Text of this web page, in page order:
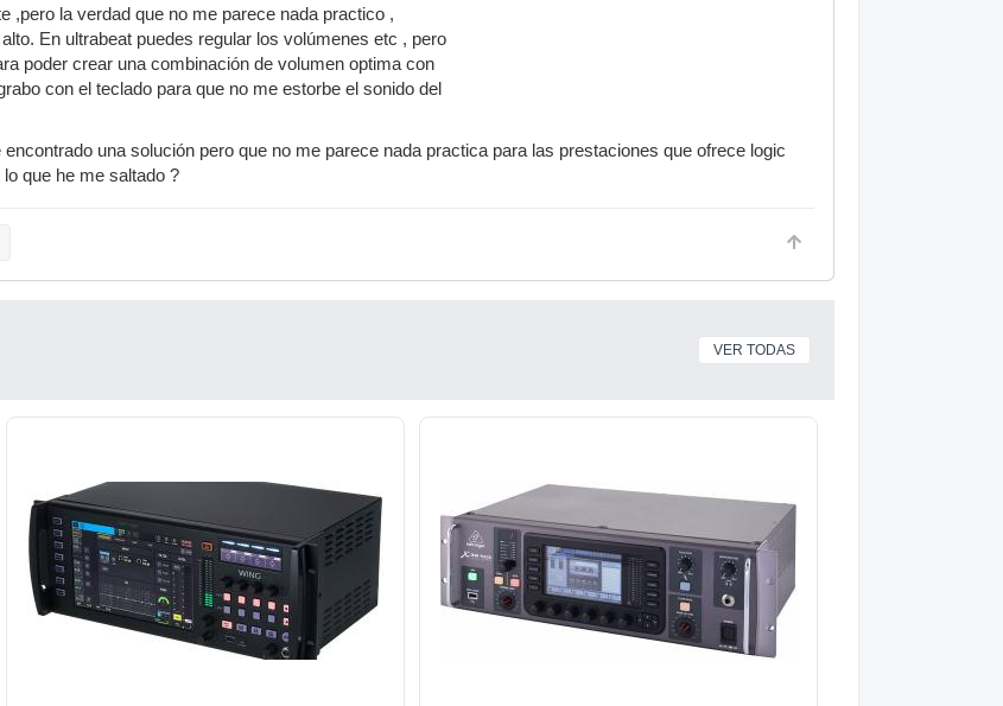
,pero la verdad que no me parece nada practico ,
En ultrabeat puedes regular los volúmenes etc , pero
poder crear una combinación de volumen optima con
con el teclado para que no me estorbe el sonido del
una solución pero que no me parece nada practica para las prestaciones que ofrece logic
que he me saltado ?
VER TODAS